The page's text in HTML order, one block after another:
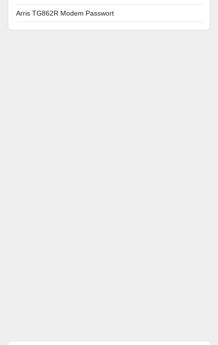
Arris TG862R Modem Passwort